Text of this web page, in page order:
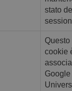
stato
cookie
Google